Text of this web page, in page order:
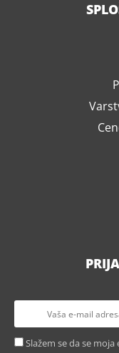
Slažem se da se